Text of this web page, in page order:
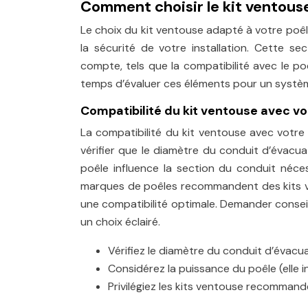
Comment choisir le kit
Le choix du kit ventouse adapté à votre
la sécurité de votre installation. Cette
compte, tels que la compatibilité avec le
temps d’évaluer ces éléments pour un
Compatibilité du kit ventouse avec
La compatibilité du kit ventouse avec
vérifier que le diamètre du conduit
poêle influence la section du conduit
marques de poêles recommandent des kits
une compatibilité optimale. Demander
un choix éclairé.
Vérifiez le diamètre du conduit
Considérez la puissance du poêle (elle
Privilégiez les kits ventouse